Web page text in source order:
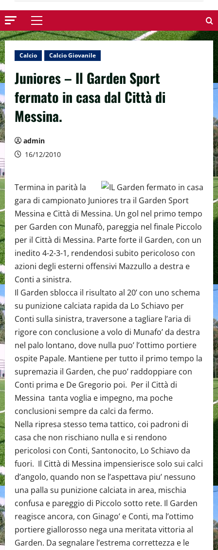
Menu
principale
Calcio Calcio Giovanile
Juniores – Il Garden Sport
fermato in casa dal Città di
Messina.
admin
16/12/2010
Termina in parità la
gara di campionato Juniores tra il Garden Sport
Messina e Città di Messina. Un gol nel primo tempo
per Garden con Munafò, pareggia nel finale Piccolo
per il Città di Messina. Parte forte il Garden, con un
inedito 4-2-3-1, rendendosi subito pericoloso con
azioni degli esterni offensivi Mazzullo a destra e
Conti a sinistra.
Il Garden sblocca il risultato al 20’ con uno schema
su punizione calciata rapida da Lo Schiavo per
Conti sulla sinistra, traversone a tagliare l’aria di
rigore con conclusione a volo di Munafo’ da destra
nel palo lontano, dove nulla puo’ l’ottimo portiere
ospite Papale. Mantiene per tutto il primo tempo la
supremazia il Garden, che puo’ raddoppiare con
Conti prima e De Gregorio poi. Per il Città di
Messina tanta voglia e impegno, ma poche
conclusioni sempre da calci da fermo.
Nella ripresa stesso tema tattico, coi padroni di
casa che non rischiano nulla e si rendono
pericolosi con Conti, Santonocito, Lo Schiavo da
fuori. Il Città di Messina impensierisce solo sui calci
d’angolo, quando non se l’aspettava piu’ nessuno
una palla su punizione calciata in area, mischia
confusa e pareggio di Piccolo sotto rete. Il Garden
reagisce ancora, con Ginago’ e Conti, ma l’ottimo
portiere giallorosso nega una meritata vittoria al
Garden. Da segnalare l’estrema correttezza e le